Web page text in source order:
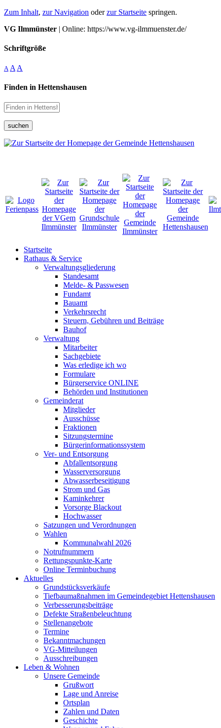
Zum Inhalt, zur Navigation oderzur Startseite springen.
VG Ilmmünster | Online: https://www.vg-ilmmuenster.de/
Schriftgröße
A A A
Finden in Hettenshausen
suchen
Startseite
Rathaus & Service
Verwaltungsgliederung
Standesamt
Melde- & Passwesen
Fundamt
Bauamt
Verkehrsrecht
Steuern, Gebühren und Beiträge
Bauhof
Verwaltung
Mitarbeiter
Sachgebiete
Was erledige ich wo
Formulare
Bürgerservice ONLINE
Behörden und Institutionen
Gemeinderat
Mitglieder
Ausschüsse
Fraktionen
Sitzungstermine
Bürgerinformationssystem
Ver- und Entsorgung
Abfallentsorgung
Wasserversorgung
Abwasserbeseitigung
Strom und Gas
Kaminkehrer
Vorsorge Blackout
Hochwasser
Satzungen und Verordnungen
Wahlen
Kommunalwahl 2026
Notrufnummern
Rettungspunkte-Karte
Online Terminbuchung
Aktuelles
Grundstücksverkäufe
Tiefbaumaßnahmen im Gemeindegebiet Hettenshausen
Verbesserungsbeiträge
Defekte Straßenbeleuchtung
Stellenangebote
Termine
Bekanntmachungen
VG-Mitteilungen
Ausschreibungen
Leben & Wohnen
Unsere Gemeinde
Grußwort
Lage und Anreise
Ortsplan
Zahlen und Daten
Geschichte